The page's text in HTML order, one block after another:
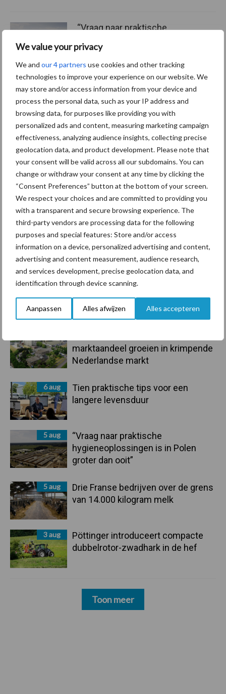
We value your privacy
We and our 4 partners use cookies and other tracking
technologies to improve your experience on our website. We
may store and/or access information from your device and
process the personal data, such as your IP address and
browsing data, for purposes like providing you with
personalized ads and content, measuring marketing campaign
effectiveness, analyzing audience insights, collecting precise
geolocation data, and product development. Please note that
your consent will be valid across all our subdomains. You can
change or withdraw your consent at any time by clicking the
“Consent Preferences” button at the bottom of your screen.
We respect your choices and are committed to providing you
with a transparent and secure browsing experience. The
third-party vendors are processing data for the following
purposes and special features: Store and/or access
information on a device, personalized advertising and content,
advertising and content measurement, audience research,
and services development, precise geolocation data, and
identification through device scanning.
Aanpassen Alles afwijzen Alles accepteren
Primaire
Sidebar
Recent nieuws Partner nieuws
marktaandeel groeien in krimpende
Nederlandse markt
6 aug
Tien praktische tips voor een
langere levensduur
5 aug
“Vraag naar praktische
hygieneoplossingen is in Polen
groter dan ooit”
5 aug
Drie Franse bedrijven over de grens
van 14.000 kilogram melk
3 aug
Pöttinger introduceert compacte
dubbelrotor-zwadhark in de hef
Toon meer
“Vraag naar praktische
Polen groter dan ooit”
Themapagina's
Diergezondheid Bemesting Fokkerij
Mastitis Hittestress
Toon meer